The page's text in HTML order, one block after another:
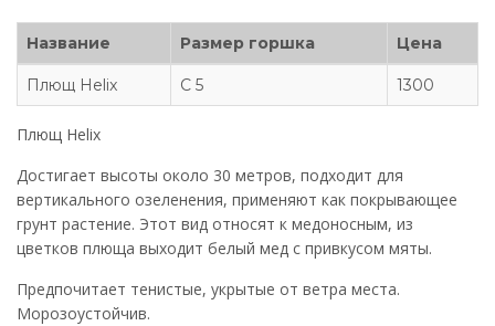
Название Размер горшка Цена
Плющ Helix С 5 1300
Плющ Helix
Достигает высоты около 30 метров, подходит для
вертикального озеленения, применяют как покрывающее
грунт растение. Этот вид относят к медоносным, из
цветков плюща выходит белый мед с привкусом мяты.
Предпочитает тенистые, укрытые от ветра места.
Морозоустойчив.